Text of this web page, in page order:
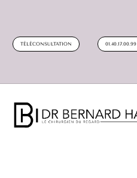
TÉLÉCONSULTATION 01.40.17.00.99